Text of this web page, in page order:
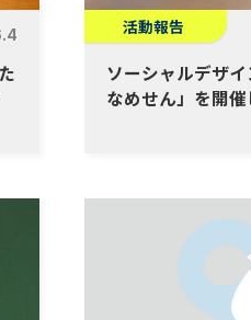
活動報告
ソーシャルデザ
なめせん」を開